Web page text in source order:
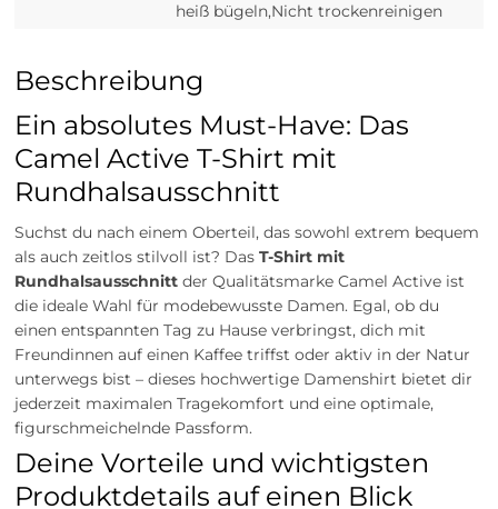
heiß bügeln,Nicht trockenreinigen
Beschreibung
Ein absolutes Must-Have: Das
Camel Active T-Shirt mit
Rundhalsausschnitt
Suchst du nach einem Oberteil, das sowohl extrem bequem
als auch zeitlos stilvoll ist? DasT-Shirt mit
Rundhalsausschnitt der Qualitätsmarke Camel Active ist
die ideale Wahl für modebewusste Damen. Egal, ob du
einen entspannten Tag zu Hause verbringst, dich mit
Freundinnen auf einen Kaffee triffst oder aktiv in der Natur
unterwegs bist – dieses hochwertige Damenshirt bietet dir
jederzeit maximalen Tragekomfort und eine optimale,
figurschmeichelnde Passform.
Deine Vorteile und wichtigsten
Produktdetails auf einen Blick